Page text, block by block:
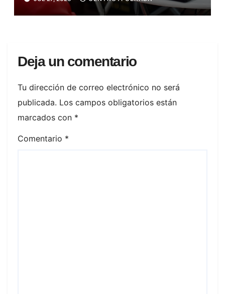
Deja un comentario
Tu dirección de correo electrónico no será
publicada. Los campos obligatorios están
marcados con *
Comentario *